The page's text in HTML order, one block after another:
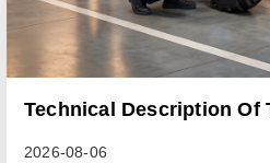
Technical Description Of
2026-08-06